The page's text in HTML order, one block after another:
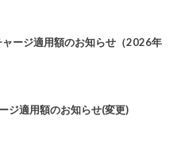
ージ適用額のお知らせ（2026年
適用額のお知らせ(変更)